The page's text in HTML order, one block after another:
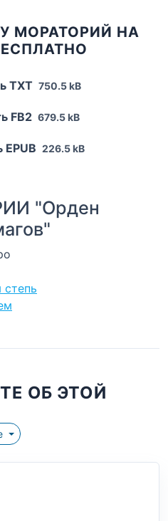
МОРАТОРИЙ НА
TXT 750.5 kB
FB2 679.5 kB
EPUB 226.5 kB
"Орден
степь
ОБ ЭТОЙ